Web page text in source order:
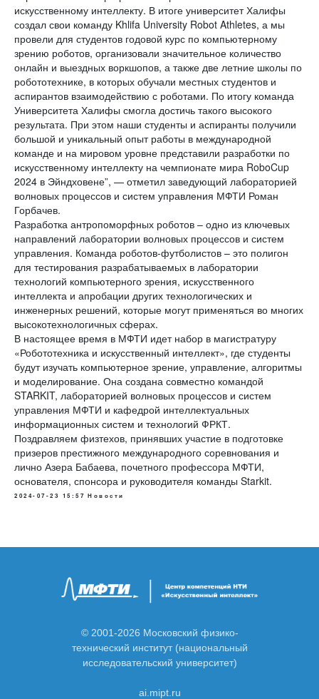
искусственному интеллекту. В итоге университет Халифы
создал свои команду Khlifa University Robot Athletes, а мы
провели для студентов годовой курс по компьютерному
зрению роботов, организовали значительное количество
онлайн и выездных воркшопов, а также две летние школы по
робототехнике, в которых обучали местных студентов и
аспирантов взаимодействию с роботами. По итогу команда
Университета Халифы смогла достичь такого высокого
результата. При этом наши студенты и аспиранты получили
большой и уникальный опыт работы в международной
команде и на мировом уровне представили разработки по
искусственному интеллекту на чемпионате мира RoboCup
2024 в Эйндховене”, — отметил заведующий лабораторией
волновых процессов и систем управления МФТИ Роман
Горбачев.
Разработка антропоморфных роботов – одно из ключевых
направлений лаборатории волновых процессов и систем
управления. Команда роботов-футболистов – это полигон
для тестирования разрабатываемых в лаборатории
технологий компьютерного зрения, искусственного
интеллекта и апробации других технологических и
инженерных решений, которые могут применяться во многих
высокотехнологичных сферах.
В настоящее время в МФТИ идет набор в магистратуру
«Робототехника и искусственный интеллект», где студенты
будут изучать компьютерное зрение, управление, алгоритмы
и моделирование. Она создана совместно командой
STARKIT, лабораторией волновых процессов и систем
управления МФТИ и кафедрой интеллектуальных
информационных систем и технологий ФРКТ.
Поздравляем физтехов, принявших участие в подготовке
призеров престижного международного соревнования и
лично Азера Бабаева, почетного профессора МФТИ,
основателя, спонсора и руководителя команды Starkit.
2024-07-23 15:57 Новости
© 2001-2026 Московский физико-
технический институт (национальный
исследовательский университет)
ai.mipt.ru